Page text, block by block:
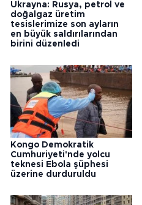
Ukrayna: Rusya, petrol ve
doğalgaz üretim
tesislerimize son ayların
en büyük saldırılarından
birini düzenledi
Kongo Demokratik
Cumhuriyeti'nde yolcu
teknesi Ebola şüphesi
üzerine durduruldu